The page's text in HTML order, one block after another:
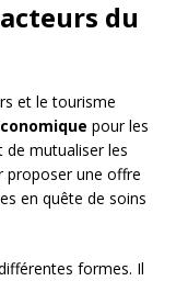
du
et le tourisme
pour les
de mutualiser les
proposer une offre
en quête de soins
formes. Il